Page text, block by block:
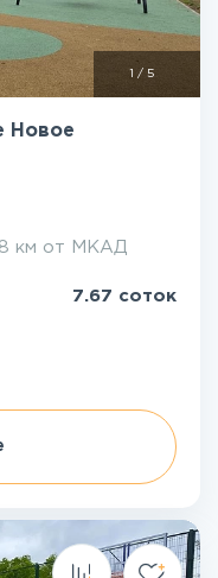
/ 5
Новое
км от МКАД
7.67 соток